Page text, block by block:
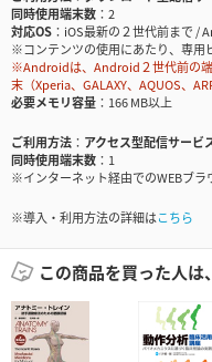
同時使用端末数
2
対応OS
iOS最新の２世代前まで /
※コンテンツの使用にあたり、専用
※Androidは、Android２世代前の
末（Xperia、GALAXY、AQUOS、
必要メモリ容量
166 MB以上
ご利用方法
アクセス型配信サービ
同時使用端末数
1
※インターネット経由でのWEBブラ
※導入・利用方法の詳細はこちら
この商品を買った人は